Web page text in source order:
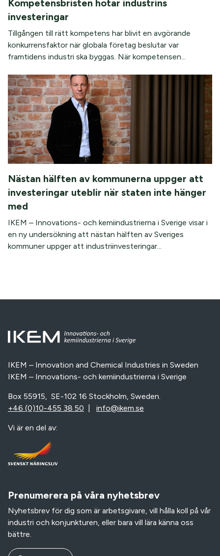
Kompetensbristen hotar industrins
investeringar
Tillgången till rätt kompetens har blivit en avgörande
konkurrensfaktor när globala företag beslutar var
framtidens industri ska byggas. När kompetensen...
Nästan hälften av kommunerna uppger att
investeringar uteblir när staten inte hänger
med
IKEM – Innovations- och kemiindustrierna i Sverige visar i
en ny undersökning att nästan hälften av Sveriges
kommuner uppger att industriinvesteringar...
IKEM – Innovation and Chemical Industries in Sweden
IKEM – Innovations- och kemiindustrierna i Sverige
Box 55915, SE-102 16 Stockholm, Sweden.
+46 (0)10-455 38 50
info@ikem.se
Vi är en del av:
Prenumerera på våra nyhetsbrev
Nyhetsbrev för dig som är arbetsgivare, vill hålla koll på vår
industri och konjunkturen, eller bara vill lära känna oss
bättre.